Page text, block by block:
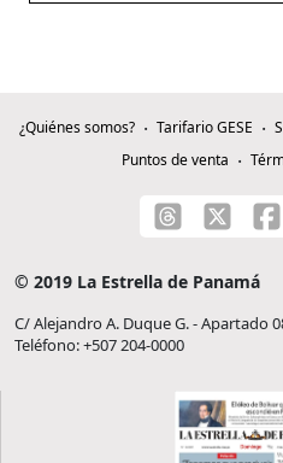
¿Quiénes somos? Tarifario GESE
Puntos de venta
© 2019 La Estrella de Panamá
C/ Alejandro A. Duque G. - Apartado
Teléfono: +507 204-0000